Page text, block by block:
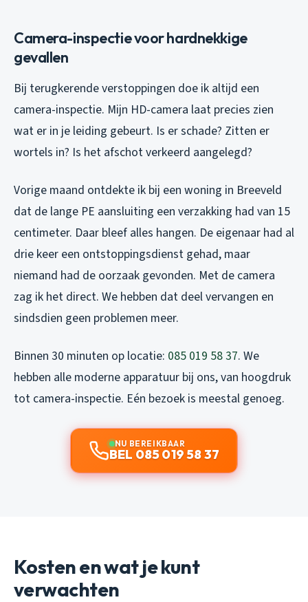
Camera-inspectie voor hardnekkige
gevallen
Bij terugkerende verstoppingen doe ik altijd een
camera-inspectie. Mijn HD-camera laat precies zien
wat er in je leiding gebeurt. Is er schade? Zitten er
wortels in? Is het afschot verkeerd aangelegd?
Vorige maand ontdekte ik bij een woning in Breeveld
dat de lange PE aansluiting een verzakking had van 15
centimeter. Daar bleef alles hangen. De eigenaar had al
drie keer een ontstoppingsdienst gehad, maar
niemand had de oorzaak gevonden. Met de camera
zag ik het direct. We hebben dat deel vervangen en
sindsdien geen problemen meer.
Binnen 30 minuten op locatie: 085 019 58 37. We
hebben alle moderne apparatuur bij ons, van hoogdruk
tot camera-inspectie. Eén bezoek is meestal genoeg.
NU BEREIKBAAR
BEL 085 019 58 37
Kosten en wat je kunt
verwachten